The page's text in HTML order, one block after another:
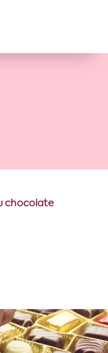
chocolate